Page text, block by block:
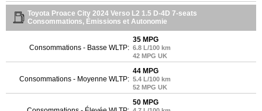
Toyota Proace City 2024 Verso L2 1.5 D-4D 7-seats
Consommations, Émissions et Autonomie
Consommations - Basse WLTP:
35 MPG
6.8 L/100 km
42 MPG UK
Consommations - Moyenne WLTP:
44 MPG
5.4 L/100 km
52 MPG UK
50 MPG